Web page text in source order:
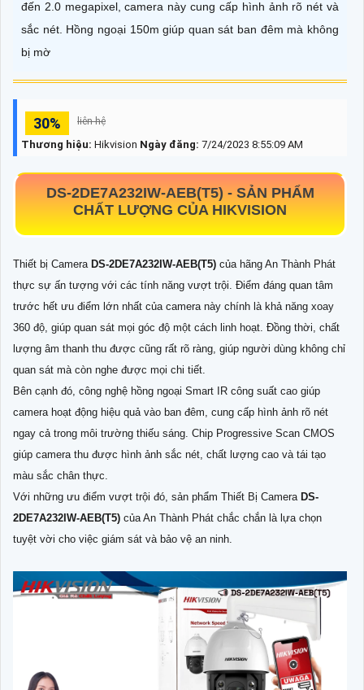
đến 2.0 megapixel, camera này cung cấp hình ảnh rõ nét và
sắc nét. Hồng ngoại 150m giúp quan sát ban đêm mà không
bị mờ
30% liên hệ
Thương hiệu: Hikvision Ngày đăng: 7/24/2023 8:55:09 AM
DS-2DE7A232IW-AEB(T5) -SẢN PHẨM
CHẤT LƯỢNG CỦA HIKVISION
Thiết bị Camera DS-2DE7A232IW-AEB(T5) của hãng An Thành Phát
thực sự ấn tượng với các tính năng vượt trội. Điểm đáng quan tâm
trước hết ưu điểm lớn nhất của camera này chính là khả năng xoay
360 độ, giúp quan sát mọi góc độ một cách linh hoạt. Đồng thời, chất
lượng âm thanh thu được cũng rất rõ ràng, giúp người dùng không chỉ
quan sát mà còn nghe được mọi chi tiết.
Bên cạnh đó, công nghệ hồng ngoại Smart IR công suất cao giúp
camera hoạt động hiệu quả vào ban đêm, cung cấp hình ảnh rõ nét
ngay cả trong môi trường thiếu sáng. Chip Progressive Scan CMOS
giúp camera thu được hình ảnh sắc nét, chất lượng cao và tái tạo
màu sắc chân thực.
Với những ưu điểm vượt trội đó, sản phẩm Thiết Bị Camera DS-
2DE7A232IW-AEB(T5) của An Thành Phát chắc chắn là lựa chọn
tuyệt vời cho việc giám sát và bảo vệ an ninh.